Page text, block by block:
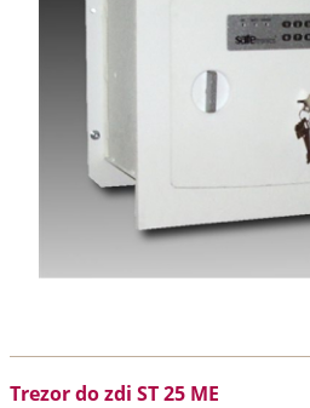
Trezor do zdi ST 25 ME